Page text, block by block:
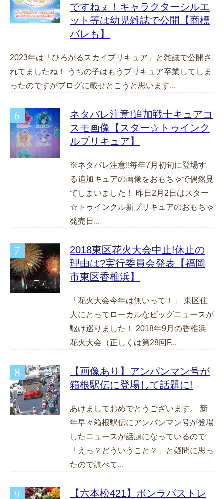
ですねぇ！キャラクターシルエ
ット等は幼児雑誌で公開【商標
バレも】
2023年は「ひろがるスカイプリキュア」と雑誌で公開さ
れてましたね！ うちの子はもうプリキュア卒業してしま
ったのですがブログに載せとこうと思います...
ネタバレ注意!追加戦士キュアコ
スモ画像【スター☆トゥインク
ルプリキュア】
※ネタバレ注意!!毎年7月初旬に登場す
る追加キュアの画像をおもちゃで偶然見
てしまいました！ 昨日2月2日はスター
☆トゥインクル新プリキュアのおもちゃ
発売日...
2018東区花火大会中止!休止の
理由は?実行委員会発表【福岡
市東区香椎浜】
「花火大会今年は無いって！」 東区住
人にとってローカルなビッグニュースが
駆け巡りました！ 2018年9月の香椎浜
花火大会（正しくは第28回F...
【画像あり】アンパンマン号が
箱根駅伝に登場して話題に!
あけましておめでとうございます。 新
年早々箱根駅伝にアンパンマン号が登場
したニュースが話題になっているので
「えっ？どういうこと？」と疑問に思っ
たので調べて...
【六本松421】ボンラパストレ